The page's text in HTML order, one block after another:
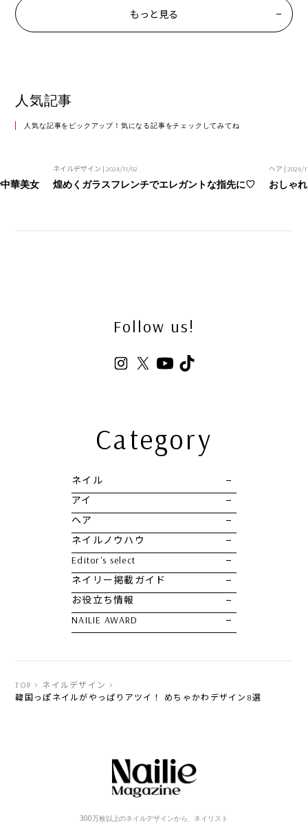
もっと見る
人気記事
人気な記事をピックアップ！気になる記事をチェックしてみてね
華美女
ネイルデザイン | 2024/11/02
煌めくガラスフレンチでエレガントな指先に♡
ヘア | 2024/
おしゃ
Follow us!
Category
ネイル
アイ
ヘア
ネイルノウハウ
Editor's select
ネイリー掲載ガイド
お役立ち情報
NAILIE AWARD
TOP
ネイルデザイン
韓国っぽネイルがやっぱりアツイ！ めちゃかわデザイン8選
300万枚以上のネイルデザインから、ネイリスト